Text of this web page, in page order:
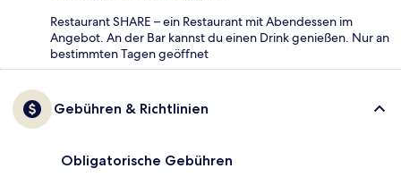
Restaurant SHARE – ein Restaurant mit Abendessen im
Angebot. An der Bar kannst du einen Drink genießen. Nur an
bestimmten Tagen geöffnet
Gebühren & Richtlinien
Obligatorische Gebühren